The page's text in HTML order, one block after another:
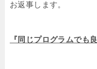
お返事します。
『同じプログラムでも